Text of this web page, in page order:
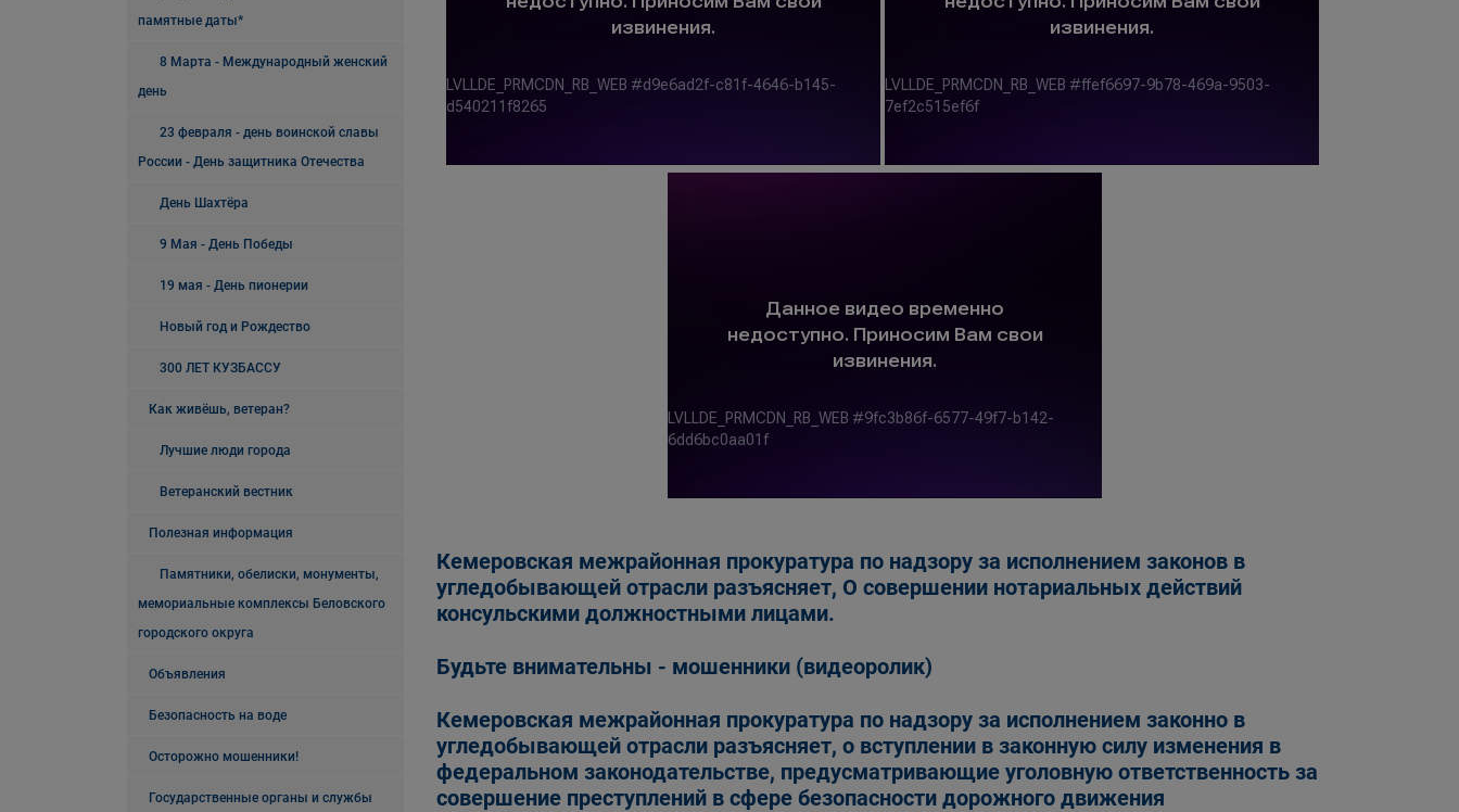
памятные даты*
8 Марта - Международный женский
день
23 февраля - день воинской славы
России - День защитника Отечества
День Шахтёра
9 Мая - День Победы
19 мая - День пионерии
Новый год и Рождество
300 ЛЕТ КУЗБАССУ
Как живёшь, ветеран?
Лучшие люди города
Ветеранский вестник
Полезная информация
Памятники, обелиски, монументы,
мемориальные комплексы Беловского
городского округа
Объявления
Безопасность на воде
Осторожно мошенники!
Государственные органы и службы
Кемеровская межрайонная прокуратура по надзору за исполнением законов в
угледобывающей отрасли разъясняет, О совершении нотариальных действий
консульскими должностными лицами.
Будьте внимательны - мошенники (видеоролик)
Кемеровская межрайонная прокуратура по надзору за исполнением законно в
угледобывающей отрасли разъясняет, о вступлении в законную силу изменения в
федеральном законодательстве, предусматривающие уголовную ответственность за
совершение преступлений в сфере безопасности дорожного движения